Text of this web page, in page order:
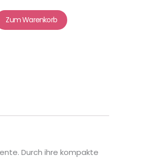
Zum Warenkorb
Durch ihre kompakte